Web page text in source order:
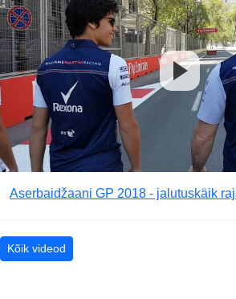
Aserbaidžaani GP 2018 - jalutuskäik
Kõik videod